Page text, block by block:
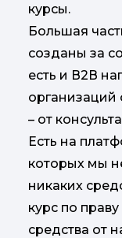
курсы.
Большая
созданы за
есть и В2В
организаций
– от
Есть на
которых мы
никаких
курс по
средства от